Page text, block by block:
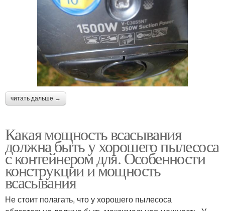
читать дальше →
Какая мощность всасывания
должна быть у хорошего пылесоса
с контейнером для. Особенности
конструкции и мощность
всасывания
Не стоит полагать, что у хорошего пылесоса